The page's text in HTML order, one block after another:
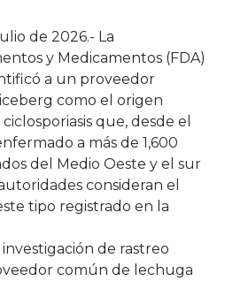
de 2026.- La
y Medicamentos (FDA)
a un proveedor
como el origen
que, desde el
a más de 1,600
del Medio Oeste y el sur
consideran el
tipo registrado en la
de rastreo
común de lechuga